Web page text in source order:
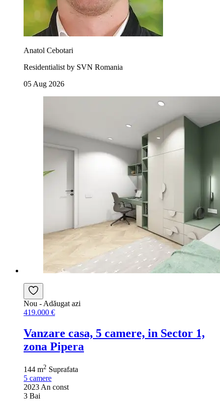
Anatol Cebotari
Residentialist by SVN Romania
05 Aug 2026
Nou - Adăugat azi
419.000 €
Vanzare casa, 5 camere, in Sector 1,
zona Pipera
144 m2 Suprafata
5 camere
2023 An const
3 Bai